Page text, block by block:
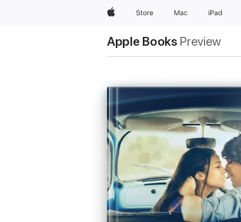
AppleStore Mac iPad
Apple Books Preview